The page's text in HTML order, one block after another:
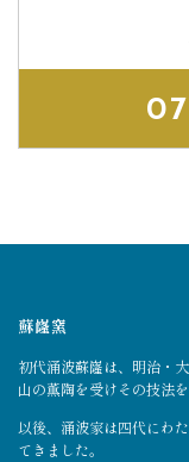
蘇嶐窯
初代涌波蘇嶐は、明治・
山の薫陶を受けその技法
以後、涌波家は四代にわ
てきました。